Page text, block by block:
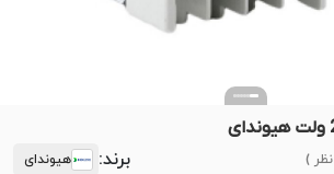
برند: هیوندای